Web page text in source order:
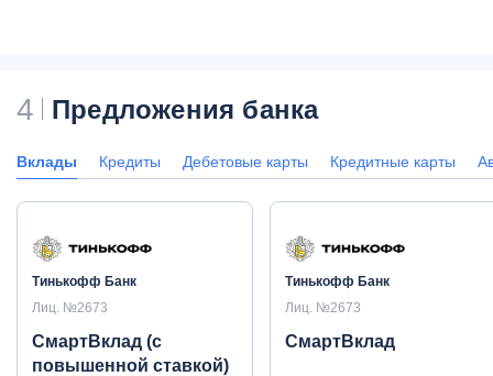
4 Предложения банка
Вклады Кредиты Дебетовые карты Кредитные карты
Тинькофф Банк
Лиц. №2673
СмартВклад (с
повышенной ставкой)
Тинькофф Банк
Лиц. №2673
СмартВклад